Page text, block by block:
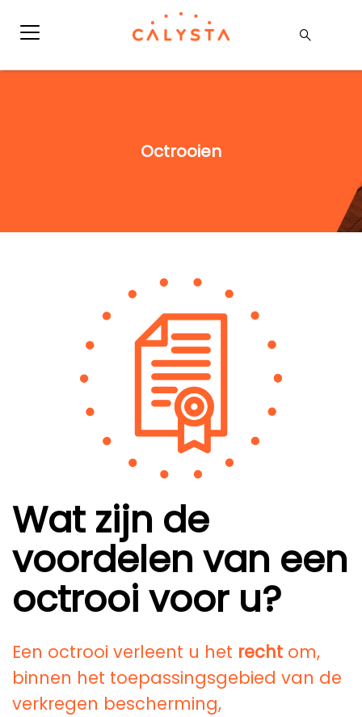
Octrooien
Wat zijn de
voordelen van een
octrooi voor u?
Een octrooi verleent u het recht om,
binnen het toepassingsgebied van de
verkregen bescherming,